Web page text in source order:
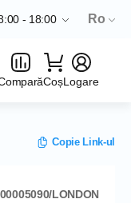
- 18:00 Ro
CoșLogare
Copie Link-ul
LONDON